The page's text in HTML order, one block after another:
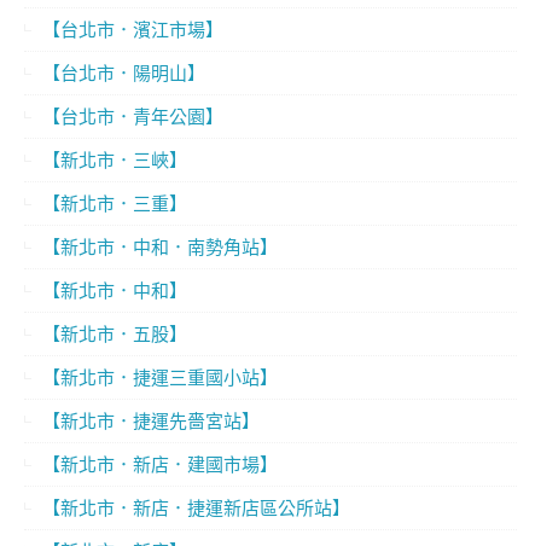
【台北市．濱江市場】
【台北市．陽明山】
【台北市．青年公園】
【新北市．三峽】
【新北市．三重】
【新北市．中和．南勢角站】
【新北市．中和】
【新北市．五股】
【新北市．捷運三重國小站】
【新北市．捷運先嗇宮站】
【新北市．新店．建國市場】
【新北市．新店．捷運新店區公所站】